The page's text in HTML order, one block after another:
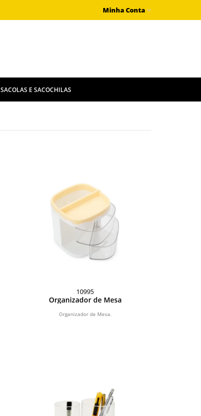
Minha Conta
SACOLAS E SACOCHILAS
10995
Organizador de Mesa
Organizador de Mesa.